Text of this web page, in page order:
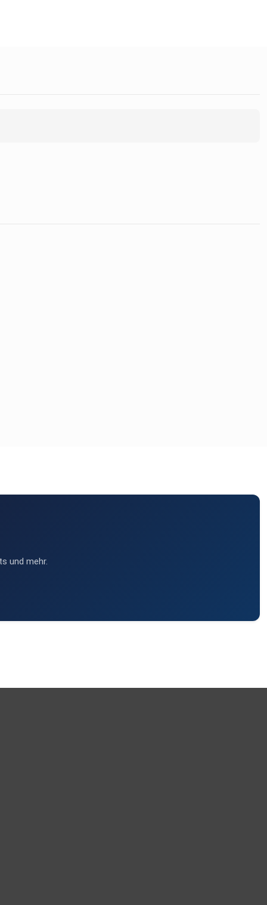
und mehr.